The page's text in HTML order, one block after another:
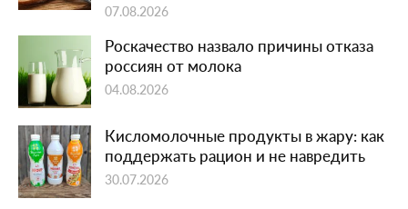
07.08.2026
Роскачество назвало причины отказа
россиян от молока
04.08.2026
Кисломолочные продукты в жару: как
поддержать рацион и не навредить
30.07.2026